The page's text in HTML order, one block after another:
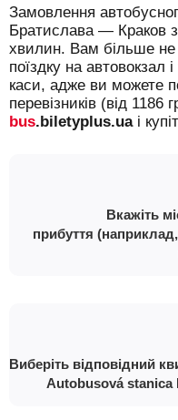
Замовлення
Братислава — Краков
хвилин. Вам більше не
поїздку на автовокзал
каси, адже ви можете
перевізників (від 1186
bus.biletyplus.uaі
Вкажіть
прибуття
Виберіть відповідний
Autobusová stanica